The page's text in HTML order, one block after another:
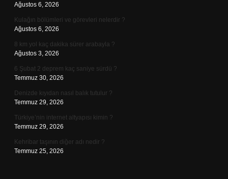
Ağustos 6, 2026
Kulağın bölümleri ve görevleri nelerdir ?
Ağustos 6, 2026
8 km yol kaç dakika sürer arabayla ?
Ağustos 3, 2026
6 Şubat 2 deprem kaç saniye sürdü ?
Temmuz 30, 2026
Denizde kıyıdan nasıl balık tutulur ?
Temmuz 29, 2026
Türkiye’nin internet altyapısı kimin ?
Temmuz 29, 2026
Kehribar taşının diğer adı nedir ?
Temmuz 25, 2026